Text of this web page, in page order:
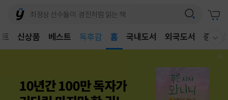
신상품 베스트
어린이
독후감
홈 국내도서 외국도서 중고샵